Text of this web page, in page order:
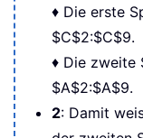
♦ Die erste
$C$2:$C$9.
♦ Die zweite
$A$2:$A$9.
2: Damit